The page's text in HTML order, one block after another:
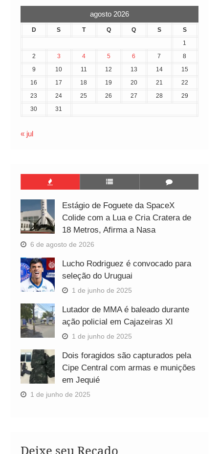
agosto 2026
D S T Q Q S
S
1
2
3 4 5 6 7
8
9
10 11 12 13 14
15
16
17 18 19 20 21
22
23
24 25 26 27 28
29
30
31
« jul
Estágio de Foguete da SpaceX
Colide com a Lua e Cria Cratera de
18 Metros, Afirma a Nasa
6 de agosto de 2026
Lucho Rodriguez é convocado para
seleção do Uruguai
1 de junho de 2025
Lutador de MMA é baleado durante
ação policial em Cajazeiras XI
1 de junho de 2025
Dois foragidos são capturados pela
Cipe Central com armas e munições
em Jequié
1 de junho de 2025
Deixe seu Recado